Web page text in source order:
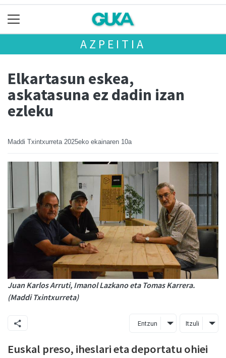
AZPEITIA
Elkartasun eskea,
askatasuna ez dadin izan
ezleku
Maddi Txintxurreta 2025eko ekainaren 10a
Juan Karlos Arruti, Imanol Lazkano eta Tomas Karrera.
(Maddi Txintxurreta)
Entzun Itzuli
Euskal preso, iheslari eta deportatu ohiei